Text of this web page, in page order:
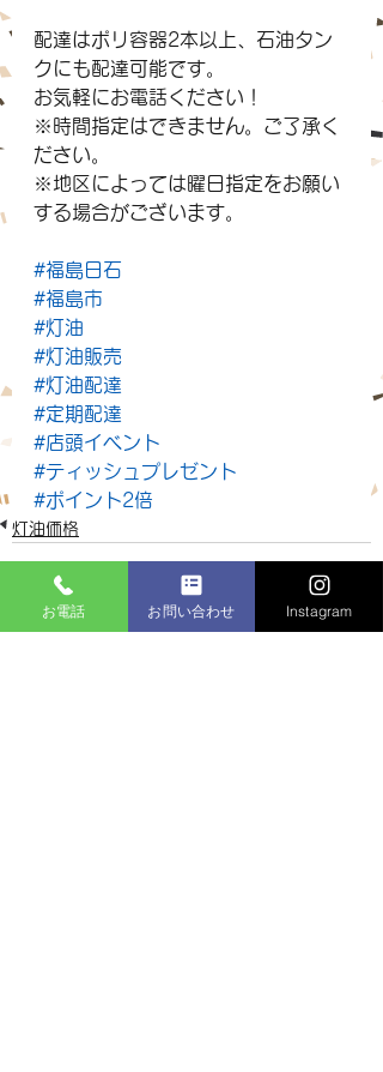
配達はポリ容器2本以上、石油タン
クにも配達可能です。
お気軽にお電話ください！
※時間指定はできません。ご了承く
ださい。
※地区によっては曜日指定をお願い
する場合がございます。
#福島日石
#福島市
#灯油
#灯油販売
#灯油配達
#定期配達
#店頭イベント
#ティッシュプレゼント
#ポイント2倍
灯油価格
お電話 お問い合わせ Instagram